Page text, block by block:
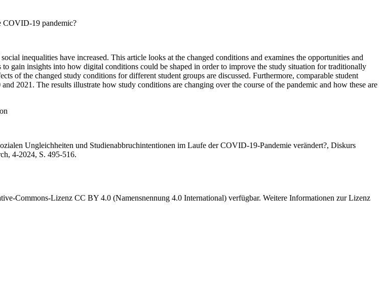
COVID-19 pandemic?
inequalities have increased. This article looks at the changed conditions and examines the opportunities and
gain insights into how digital conditions could be shaped in order to improve the study situation for traditionally
of the changed study conditions for different student groups are discussed. Furthermore, comparable student
2021. The results illustrate how study conditions are changing over the course of the pandemic and how these are
Ungleichheiten und Studienabbruchintentionen im Laufe der COVID-19-Pandemie verändert?, Diskurs
4-2024, S. 495-516.
Commons-Lizenz CC BY 4.0 (Namensnennung 4.0 International) verfügbar. Weitere Informationen zur Lizenz